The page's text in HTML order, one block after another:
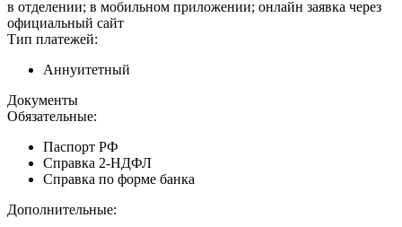
в отделении; в мобильном приложении; онлайн заявка через
официальный сайт
Тип платежей:
Аннуитетный
Документы
Обязательные:
Паспорт РФ
Справка 2-НДФЛ
Справка по форме банка
Дополнительные: